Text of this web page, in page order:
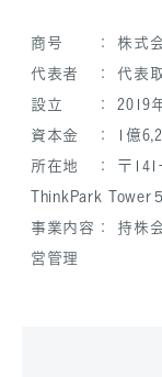
商号 ： 株式会
代表者 ： 代表
設立 ： 2019年
資本金 ： 1億
所在地 ： 〒
ThinkPark Tower
事業内容： 持株
営管理